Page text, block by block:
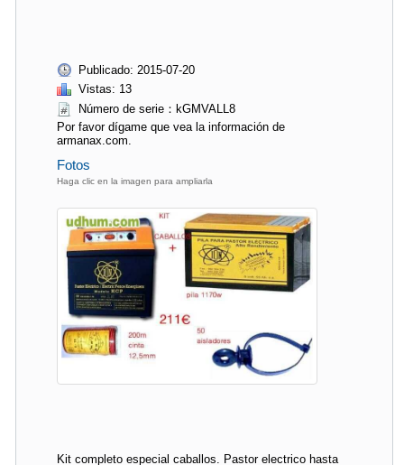
Publicado: 2015-07-20
Vistas: 13
Número de serie：kGMVALL8
Por favor dígame que vea la información de
armanax.com.
Fotos
Haga clic en la imagen para ampliarla
Kit completo especial caballos. Pastor electrico hasta